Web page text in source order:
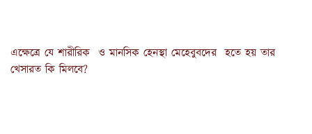
এক্ষেত্রে যে শারীরিক ও মানসিক হেনস্থা মেহেবুবদের হতে হয় তার
খেসারত কি মিলবে?